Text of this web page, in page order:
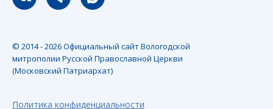
© 2014 - 2026 Официальный сайт Вологодской
митрополии Русской Православной Церкви
(Московский Патриархат)
Политика конфиденциальности